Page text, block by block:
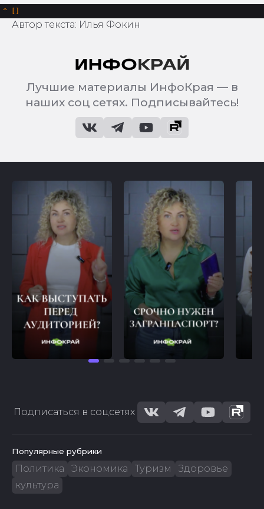
^
Автор текста: Илья Фокин
Лучшие материалы ИнфоКрая — в
наших соц сетях. Подписывайтесь!
Подписаться в соцсетях
Популярные рубрики
Политика Экономика Туризм
Здоровье
культура